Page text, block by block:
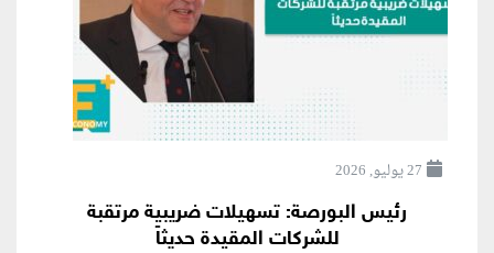
27 يوليو, 2026
رئيس البورصة: تسهيلات ضريبية مرتقبة
للشركات المقيدة حديثاً